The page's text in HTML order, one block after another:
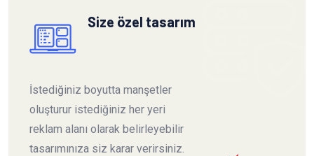
Size özel tasarım
İstediğiniz boyutta manşetler
oluşturur istediğiniz her yeri
reklam alanı olarak belirleyebilir
tasarımınıza siz karar verirsiniz.